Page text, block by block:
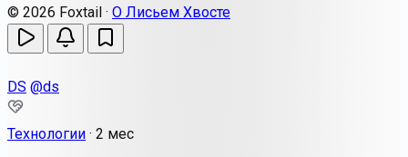
© 2026 Foxtail · О Лисьем Хвосте
DS @ds
Технологии · 2 мес